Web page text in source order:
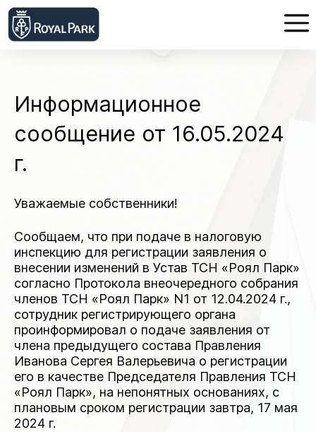
Информационное
сообщение от 16.05.2024
г.
Уважаемые собственники!
Сообщаем, что при подаче в налоговую
инспекцию для регистрации заявления о
внесении изменений в Устав ТСН «Роял Парк»
согласно Протокола внеочередного собрания
членов ТСН «Роял Парк» N1 от 12.04.2024 г.,
сотрудник регистрирующего органа
проинформировал о подаче заявления от
члена предыдущего состава Правления
Иванова Сергея Валерьевича о регистрации
его в качестве Председателя Правления ТСН
«Роял Парк», на непонятных основаниях, с
плановым сроком регистрации завтра, 17 мая
2024 г.